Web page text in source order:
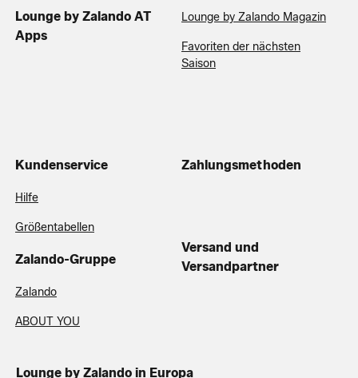
Lounge by Zalando AT
Apps
Lounge by Zalando Magazin
Favoriten der nächsten
Saison
Kundenservice
Hilfe
Größentabellen
Zalando-Gruppe
Zalando
ABOUT YOU
Zahlungsmethoden